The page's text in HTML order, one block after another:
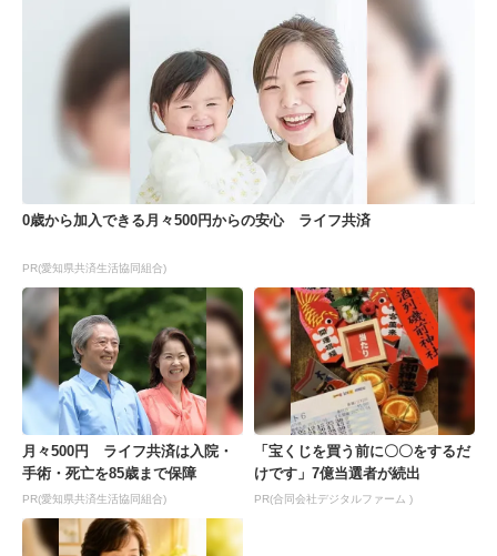
0歳から加入できる月々500円からの安心 ライフ共済
PR(愛知県共済生活協同組合)
月々500円 ライフ共済は入院・
手術・死亡を85歳まで保障
PR(愛知県共済生活協同組合)
「宝くじを買う前に〇〇をするだ
けです」7億当選者が続出
PR(合同会社デジタルファーム )